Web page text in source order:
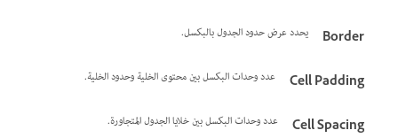
Border يحدد عرض حدود الجدول بالبكسل.
Cell Padding عدد وحدات البكسل بين محتوى الخلية وحدود الخلية.
Cell Spacing عدد وحدات البكسل بين خلايا الجدول المتجاورة.